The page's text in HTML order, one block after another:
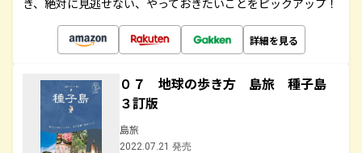
き、絶対に見逃せない、やっておきたいことをピックアップ！
詳細を見る
０７ 地球の歩き方 島旅 種子島
３訂版
島旅
2022.07.21 発売